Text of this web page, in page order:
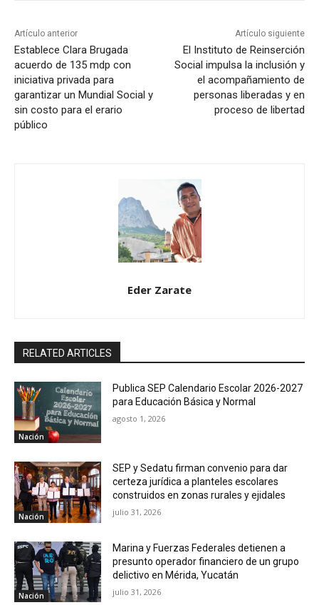
Artículo anterior
Establece Clara Brugada
acuerdo de 135 mdp con
iniciativa privada para
garantizar un Mundial Social y
sin costo para el erario
público
Artículo siguiente
El Instituto de Reinserción
Social impulsa la inclusión y
el acompañamiento de
personas liberadas y en
proceso de libertad
Eder Zarate
RELATED ARTICLES
Nación
Publica SEP Calendario Escolar 2026-2027
para Educación Básica y Normal
agosto 1, 2026
Nación
SEP y Sedatu firman convenio para dar
certeza jurídica a planteles escolares
construidos en zonas rurales y ejidales
julio 31, 2026
Nación
Marina y Fuerzas Federales detienen a
presunto operador financiero de un grupo
delictivo en Mérida, Yucatán
julio 31, 2026